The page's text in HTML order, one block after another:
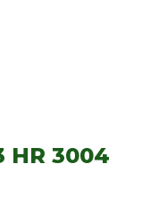
HR 3004